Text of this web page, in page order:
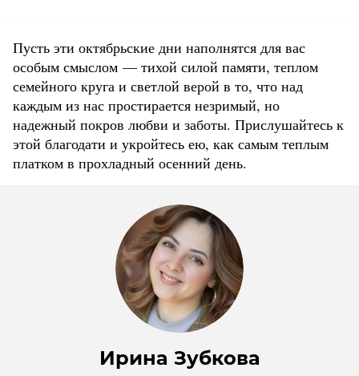
Пусть эти октябрьские дни наполнятся для вас
особым смыслом — тихой силой памяти, теплом
семейного круга и светлой верой в то, что над
каждым из нас простирается незримый, но
надежный покров любви и заботы. Прислушайтесь к
этой благодати и укройтесь ею, как самым теплым
платком в прохладный осенний день.
Ирина Зубкова